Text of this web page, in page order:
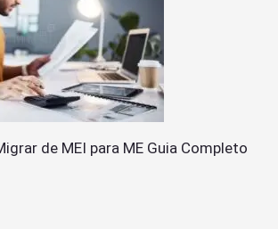
de MEI para ME Guia Completo